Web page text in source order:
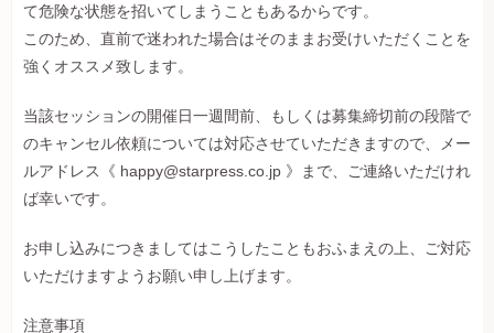
て危険な状態を招いてしまうこともあるからです。
このため、直前で迷われた場合はそのままお受けいただくことを
強くオススメ致します。
当該セッションの開催日一週間前、もしくは募集締切前の段階で
のキャンセル依頼については対応させていただきますので、メー
ルアドレス《 happy@starpress.co.jp 》まで、ご連絡いただけれ
ば幸いです。
お申し込みにつきましてはこうしたこともおふまえの上、ご対応
いただけますようお願い申し上げます。
注意事項